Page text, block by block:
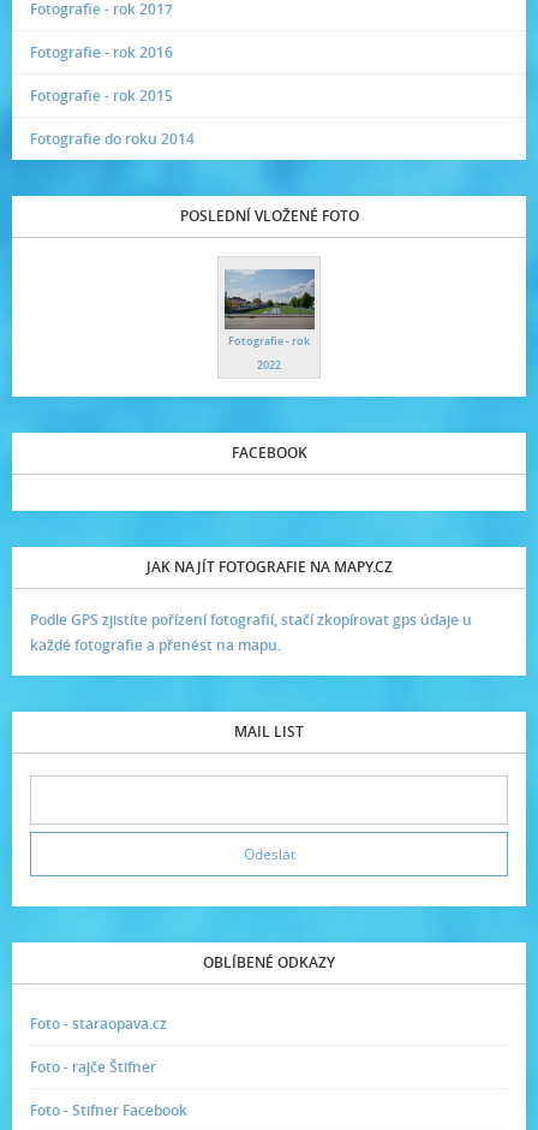
Fotografie - rok 2017
Fotografie - rok 2016
Fotografie - rok 2015
Fotografie do roku 2014
POSLEDNÍ VLOŽENÉ FOTO
Fotografie - rok
2022
FACEBOOK
JAK NAJÍT FOTOGRAFIE NA MAPY.CZ
Podle GPS zjistíte pořízení fotografií, stačí zkopírovat gps údaje u
každé fotografie a přenést na mapu.
MAIL LIST
OBLÍBENÉ ODKAZY
Foto - staraopava.cz
Foto - rajče Štifner
Foto - Stifner Facebook